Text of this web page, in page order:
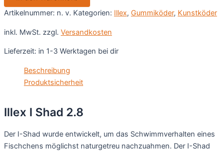
Artikelnummer: n. v. Kategorien: Illex, Gummiköder, Kunstköder
inkl. MwSt. zzgl. Versandkosten
Lieferzeit: in 1-3 Werktagen bei dir
Beschreibung
Produktsicherheit
Illex I Shad 2.8
Der I-Shad wurde entwickelt, um das Schwimmverhalten eines
Fischchens möglichst naturgetreu nachzuahmen. Der I-Shad